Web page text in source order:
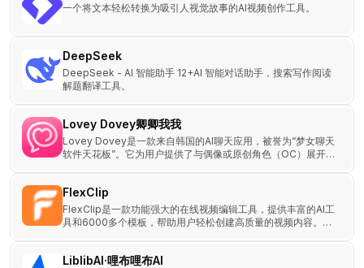
一个将文本轻松转换为吸引人视觉故事的AI视频创作工具。
DeepSeek
DeepSeek - AI 智能助手 12+AI 智能对话助手，搜索写作阅读
解题翻译工具。
Lovey Dovey卿卿我我
Lovey Dovey是一款来自韩国的AI聊天应用，被誉为“梦女聊天
软件天花板”。它为用户提供了与偶像或原创角色（OC）展开
FlexClip
FlexClip是一款功能强大的在线视频编辑工具，提供丰富的AI工
具和6000多个模板，帮助用户轻松创建高质量的视频内容。适
LiblibAI·哩布哩布AI